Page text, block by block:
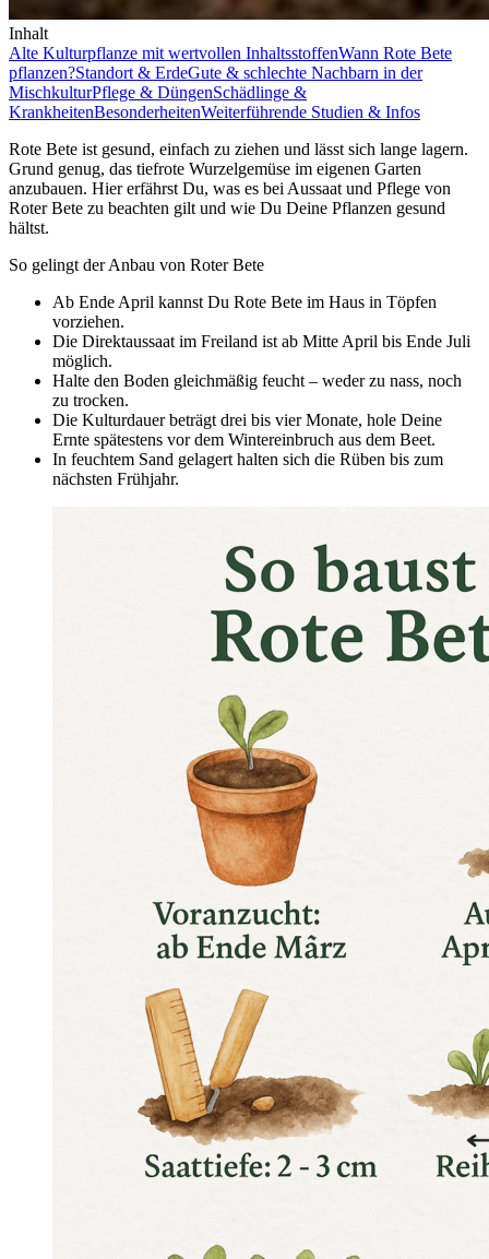
Inhalt
Alte Kulturpflanze mit wertvollen InhaltsstoffenWann Rote Bete
pflanzen?Standort & ErdeGute & schlechte Nachbarn in der
MischkulturPflege & DüngenSchädlinge &
KrankheitenBesonderheitenWeiterführende Studien & Infos
Rote Bete ist gesund, einfach zu ziehen und lässt sich lange lagern.
Grund genug, das tiefrote Wurzelgemüse im eigenen Garten
anzubauen. Hier erfährst Du, was es bei Aussaat und Pflege von
Roter Bete zu beachten gilt und wie Du Deine Pflanzen gesund
hältst.
So gelingt der Anbau von Roter Bete
Ab Ende April kannst Du Rote Bete im Haus in Töpfen
vorziehen.
Die Direktaussaat im Freiland ist ab Mitte April bis Ende Juli
möglich.
Halte den Boden gleichmäßig feucht – weder zu nass, noch
zu trocken.
Die Kulturdauer beträgt drei bis vier Monate, hole Deine
Ernte spätestens vor dem Wintereinbruch aus dem Beet.
In feuchtem Sand gelagert halten sich die Rüben bis zum
nächsten Frühjahr.